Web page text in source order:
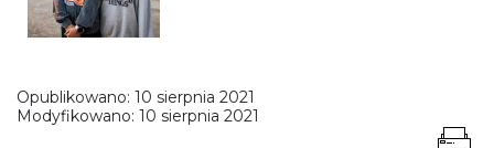
Opublikowano: 10 sierpnia 2021
Modyfikowano: 10 sierpnia 2021